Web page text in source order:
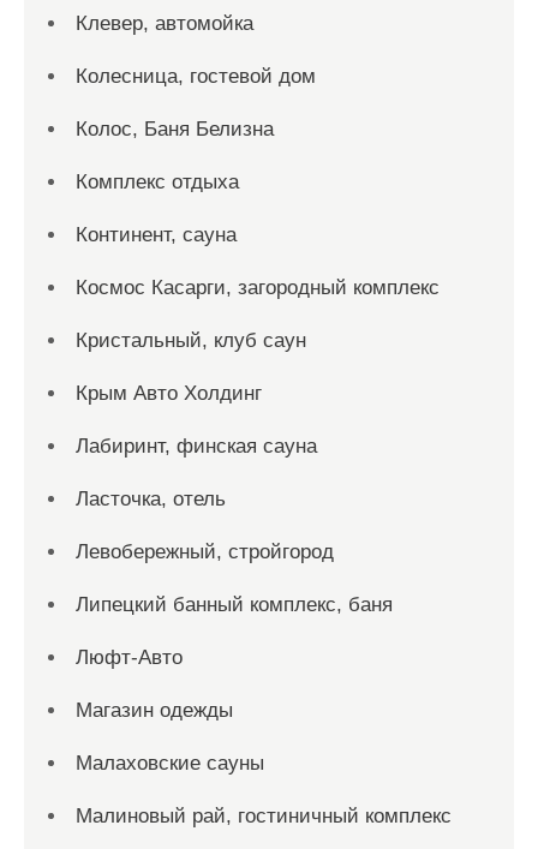
Клевер, автомойка
Колесница, гостевой дом
Колос, Баня Белизна
Комплекс отдыха
Континент, сауна
Космос Касарги, загородный комплекс
Кристальный, клуб саун
Крым Авто Холдинг
Лабиринт, финская сауна
Ласточка, отель
Левобережный, стройгород
Липецкий банный комплекс, баня
Люфт-Авто
Магазин одежды
Малаховские сауны
Малиновый рай, гостиничный комплекс